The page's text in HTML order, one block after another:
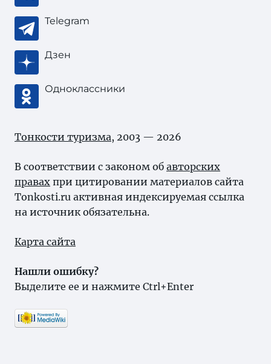
Telegram
Дзен
Одноклассники
Тонкости туризма, 2003 — 2026
В соответствии с законом об авторских
правах при цитировании материалов сайта
Tonkosti.ru активная индексируемая ссылка
на источник обязательна.
Карта сайта
Нашли ошибку?
Выделите ее и нажмите Ctrl+Enter